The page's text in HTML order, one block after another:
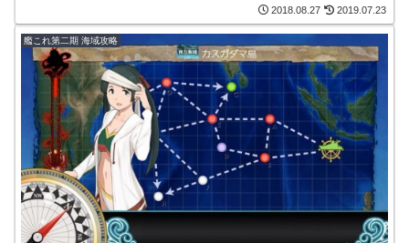
2018.08.27 2019.07.23
艦これ第二期 海域攻略